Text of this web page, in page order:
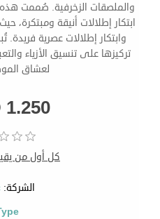
والملصقات الزخرفية. صُممت هذه
ابتكار إطلالات أنيقة ومبتكرة،
وابتكار إطلالات عصرية فريدة.
تركيزها على تنسيق الأزياء
لعشاق
1.250
كل أول من يقيم
الشركة:
Type